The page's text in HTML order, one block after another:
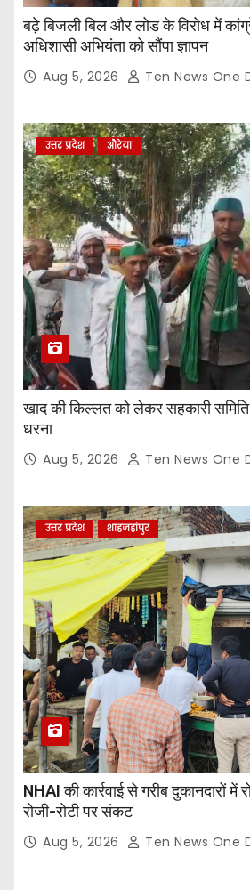
बढ़े बिजली बिल और लोड के विरोध में
अधिशासी अभियंता को सौंपा ज्ञापन
Aug 5, 2026 Ten News One
उत्तर प्रदेश औरेया
खाद की किल्लत को लेकर सहकारी
धरना
Aug 5, 2026 Ten News One
उत्तर प्रदेश शाहजहांपुर
NHAI की कार्रवाई से गरीब दुकानदारों में
रोजी-रोटी पर संकट
Aug 5, 2026 Ten News One